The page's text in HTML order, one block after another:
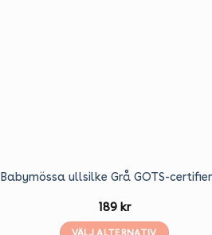
Babymössa ullsilke Grå GOTS-
189 kr